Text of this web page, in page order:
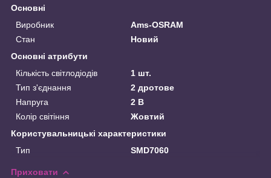
Основні
Виробник
Ams-OSRAM
Стан
Новий
Основні атрибути
Кількість світлодіодів
1 шт.
Тип з'єднання
2 дротове
Напруга
2 В
Колір світіння
Жовтий
Користувальницькі характеристики
Тип
SMD7060
Приховати